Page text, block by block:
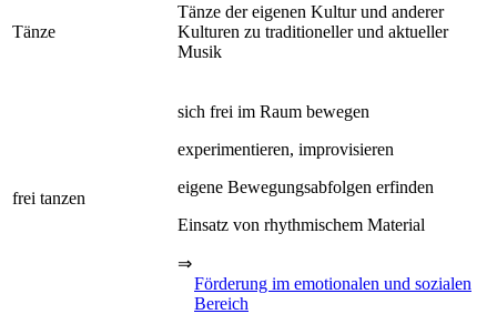
Tänze
Tänze der eigenen Kultur und anderer
Kulturen zu traditioneller und aktueller
Musik
frei tanzen
sich frei im Raum bewegen
experimentieren, improvisieren
eigene Bewegungsabfolgen erfinden
Einsatz von rhythmischem Material
⇒
Förderung im emotionalen und sozialen
Bereich